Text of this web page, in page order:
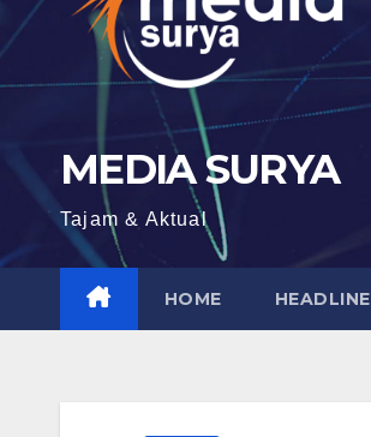
MEDIA SURYA
Tajam & Aktual
HOME HEADLINE